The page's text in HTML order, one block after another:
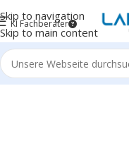
Skip to navigation
Skip to main content
KI Fachberater